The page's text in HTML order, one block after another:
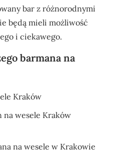
bar z różnorodnymi
będą mieli możliwość
i ciekawego.
barmana na
na wesele Kraków
na wesele w Krakowie